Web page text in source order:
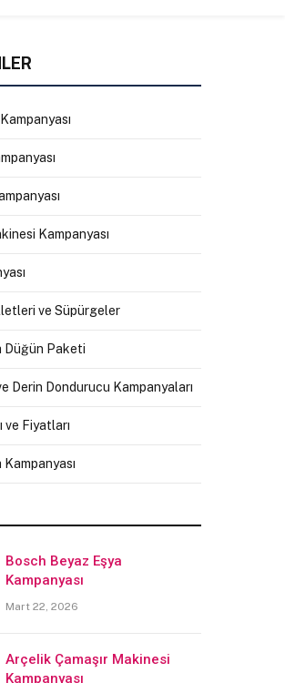
Kampanyası
ve Süpürgeler
Düğün Paketi
Derin Dondurucu Kampanyaları
ve Fiyatları
Bosch Beyaz Eşya
Kampanyası
Mart 22, 2026
Arçelik Çamaşır Makinesi
Kampanyası